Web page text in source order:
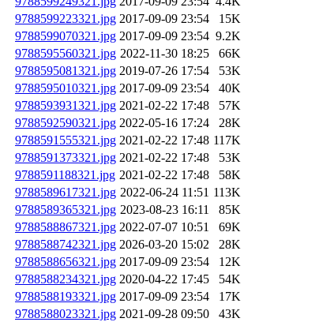
9788599223321.jpg 2017-09-09 23:54
15K
9788599070321.jpg 2017-09-09 23:54 9.2K
9788595560321.jpg 2022-11-30 18:25
66K
9788595081321.jpg 2019-07-26 17:54
53K
9788595010321.jpg 2017-09-09 23:54
40K
9788593931321.jpg 2021-02-22 17:48
57K
9788592590321.jpg 2022-05-16 17:24
28K
9788591555321.jpg 2021-02-22 17:48 117K
9788591373321.jpg 2021-02-22 17:48
53K
9788591188321.jpg 2021-02-22 17:48
58K
9788589617321.jpg 2022-06-24 11:51 113K
9788589365321.jpg 2023-08-23 16:11
85K
9788588867321.jpg 2022-07-07 10:51
69K
9788588742321.jpg 2026-03-20 15:02
28K
9788588656321.jpg 2017-09-09 23:54
12K
9788588234321.jpg 2020-04-22 17:45
54K
9788588193321.jpg 2017-09-09 23:54
17K
9788588023321.jpg 2021-09-28 09:50
43K